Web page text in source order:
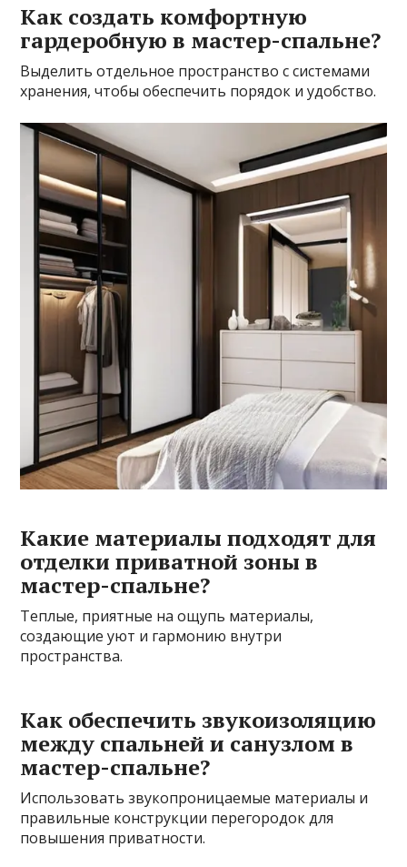
Как создать комфортную
гардеробную в мастер-спальне?
Выделить отдельное пространство с системами
хранения, чтобы обеспечить порядок и удобство.
Какие материалы подходят для
отделки приватной зоны в
мастер-спальне?
Теплые, приятные на ощупь материалы,
создающие уют и гармонию внутри
пространства.
Как обеспечить звукоизоляцию
между спальней и санузлом в
мастер-спальне?
Использовать звукопроницаемые материалы и
правильные конструкции перегородок для
повышения приватности.